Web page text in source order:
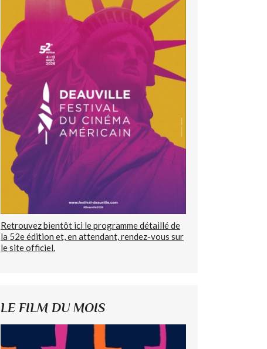
Retrouvez bientôt ici le programme détaillé de
la 52e édition et, en attendant, rendez-vous sur
le site officiel.
LE FILM DU MOIS